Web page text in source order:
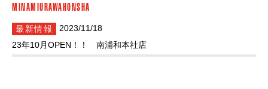
MINAMIURAWAHONSHA
最新情報
2023/11/18
23年10月OPEN！！ 南浦和本社店